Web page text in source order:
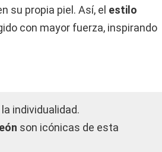
su propia piel. Así, el estilo
con mayor fuerza, inspirando
individualidad.
son icónicas de esta